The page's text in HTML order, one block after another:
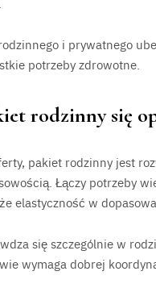
i prywatnego
potrzeby zdrowotne.
rodzinny się
pakiet rodzinny jest
Łączy potrzeby
elastyczność w
się szczególnie w
wymaga dobrej